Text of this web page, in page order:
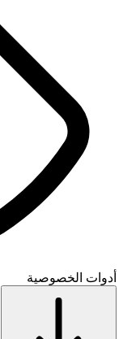
أدوات الخصوصية